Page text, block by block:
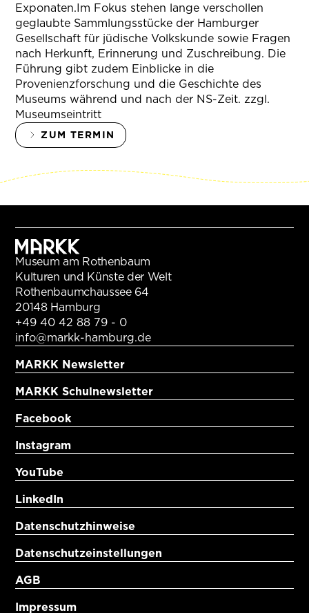
Exponaten.Im Fokus stehen lange verschollen
geglaubte Sammlungsstücke der Hamburger
Gesellschaft für jüdische Volkskunde sowie Fragen
nach Herkunft, Erinnerung und Zuschreibung. Die
Führung gibt zudem Einblicke in die
Provenienzforschung und die Geschichte des
Museums während und nach der NS-Zeit. zzgl.
Museumseintritt
ZUM TERMIN
Museum am Rothenbaum
Kulturen und Künste der Welt
Rothenbaumchaussee 64
20148 Hamburg
+49 40 42 88 79 - 0
info@markk-hamburg.de
MARKK Newsletter
MARKK Schulnewsletter
Facebook
Instagram
YouTube
LinkedIn
Datenschutzhinweise
Datenschutzeinstellungen
AGB
Impressum